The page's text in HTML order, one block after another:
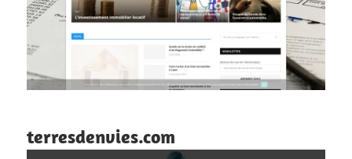
terresdenvies.com